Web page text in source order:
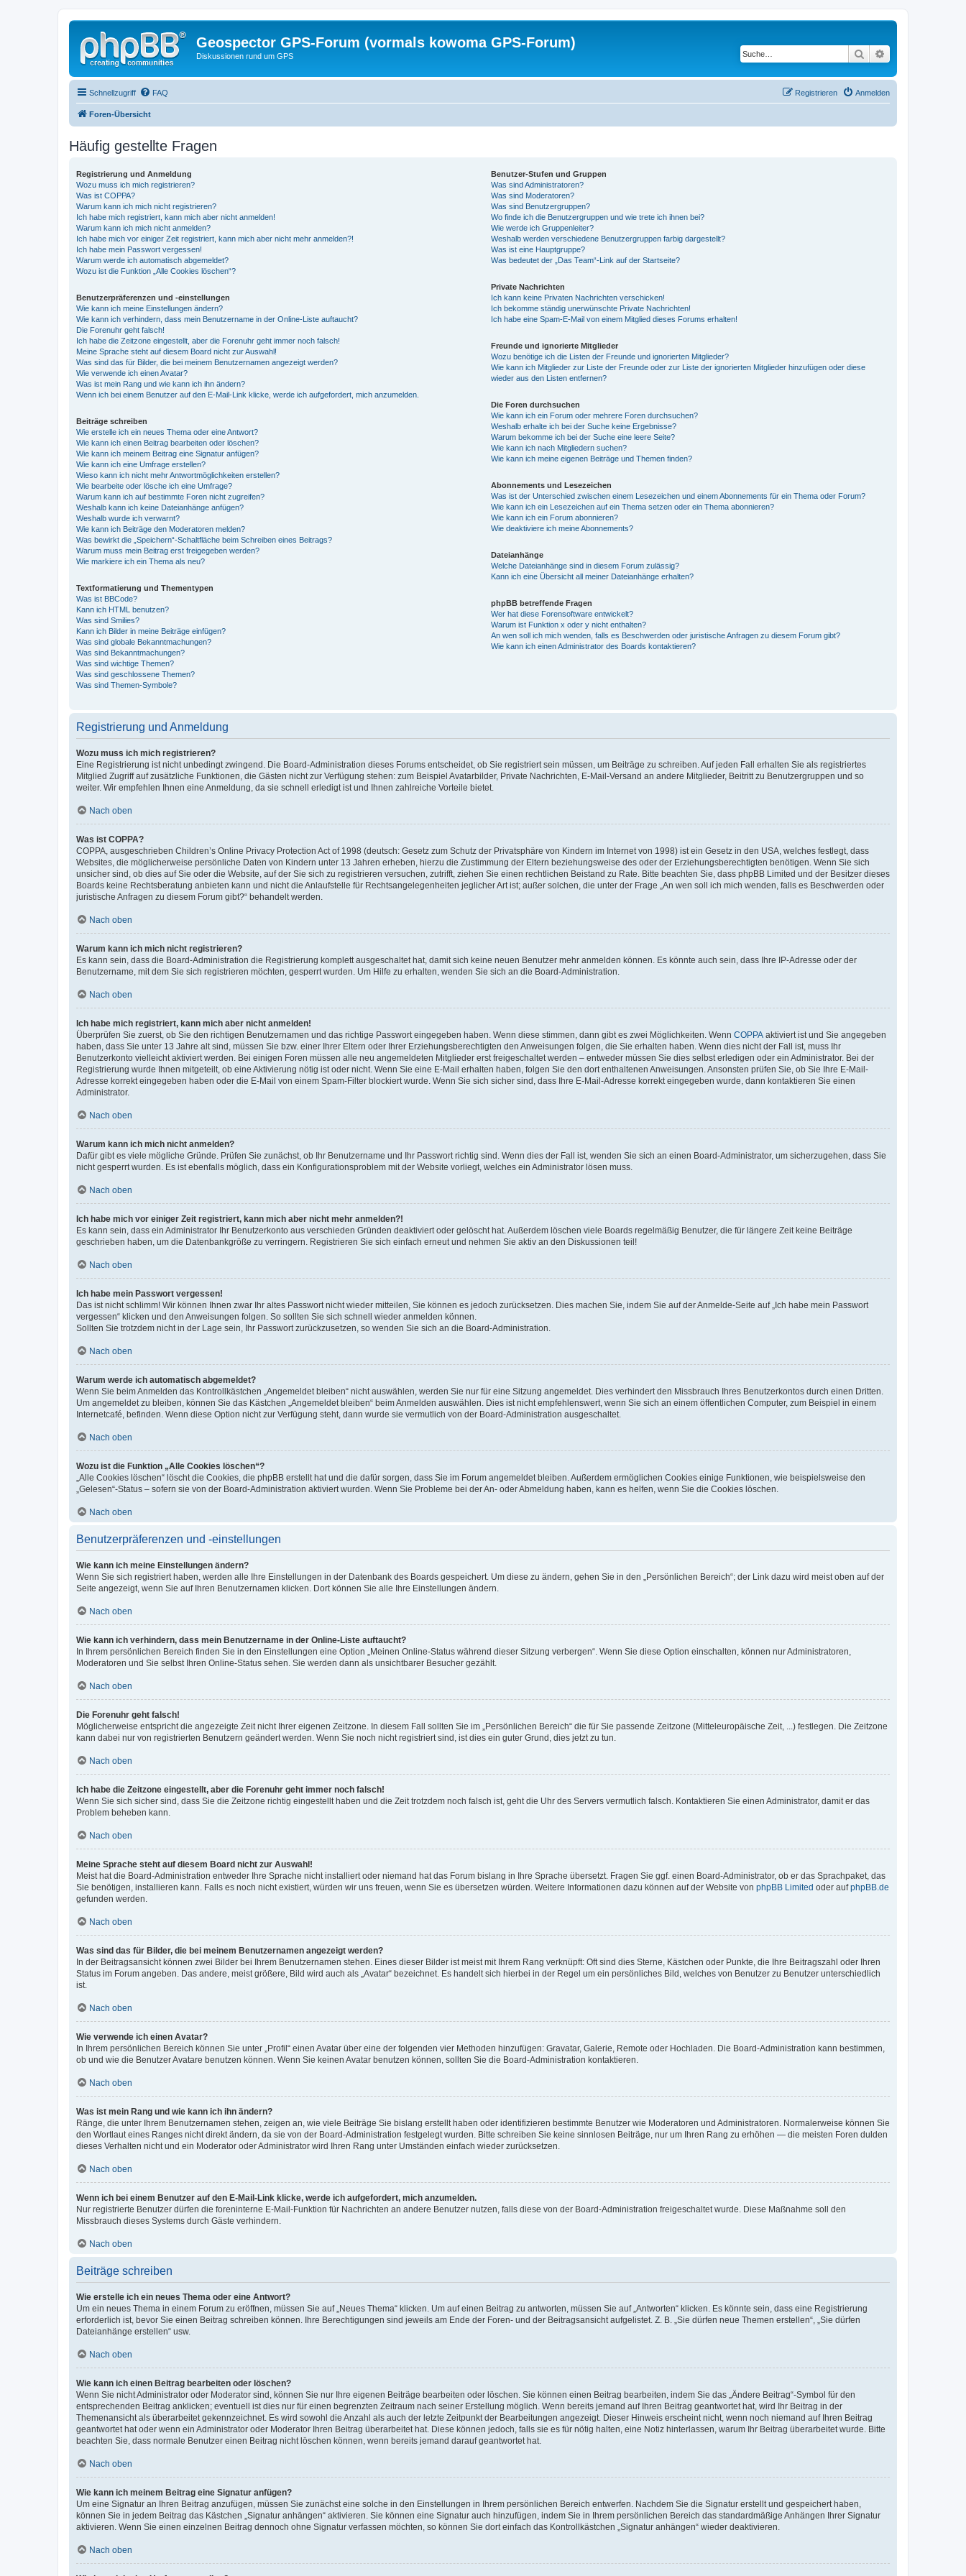
Geospector GPS-Forum (vormals kowoma GPS-Forum)
Diskussionen rund um GPS Suche
Schnellzugriff FAQ Anmelden
Registrieren
Foren-Übersicht
Häufig gestellte Fragen
Registrierung und Anmeldung
Wozu muss ich mich registrieren?
Was ist COPPA?
Warum kann ich mich nicht registrieren?
Ich habe mich registriert, kann mich aber nicht anmelden!
Warum kann ich mich nicht anmelden?
Ich habe mich vor einiger Zeit registriert, kann mich aber nicht mehr anmelden?!
Ich habe mein Passwort vergessen!
Warum werde ich automatisch abgemeldet?
Wozu ist die Funktion „Alle Cookies löschen“?
Benutzerpräferenzen und -einstellungen
Wie kann ich meine Einstellungen ändern?
Wie kann ich verhindern, dass mein Benutzername in der Online-Liste auftaucht?
Die Forenuhr geht falsch!
Ich habe die Zeitzone eingestellt, aber die Forenuhr geht immer noch falsch!
Meine Sprache steht auf diesem Board nicht zur Auswahl!
Was sind das für Bilder, die bei meinem Benutzernamen angezeigt werden?
Wie verwende ich einen Avatar?
Was ist mein Rang und wie kann ich ihn ändern?
Wenn ich bei einem Benutzer auf den E-Mail-Link klicke, werde ich aufgefordert, mich anzumelden.
Beiträge schreiben
Wie erstelle ich ein neues Thema oder eine Antwort?
Wie kann ich einen Beitrag bearbeiten oder löschen?
Wie kann ich meinem Beitrag eine Signatur anfügen?
Wie kann ich eine Umfrage erstellen?
Wieso kann ich nicht mehr Antwortmöglichkeiten erstellen?
Wie bearbeite oder lösche ich eine Umfrage?
Warum kann ich auf bestimmte Foren nicht zugreifen?
Weshalb kann ich keine Dateianhänge anfügen?
Weshalb wurde ich verwarnt?
Wie kann ich Beiträge den Moderatoren melden?
Was bewirkt die „Speichern“-Schaltfläche beim Schreiben eines Beitrags?
Warum muss mein Beitrag erst freigegeben werden?
Wie markiere ich ein Thema als neu?
Textformatierung und Thementypen
Was ist BBCode?
Kann ich HTML benutzen?
Was sind Smilies?
Kann ich Bilder in meine Beiträge einfügen?
Was sind globale Bekanntmachungen?
Was sind Bekanntmachungen?
Was sind wichtige Themen?
Was sind geschlossene Themen?
Was sind Themen-Symbole?
Benutzer-Stufen und Gruppen
Was sind Administratoren?
Was sind Moderatoren?
Was sind Benutzergruppen?
Wo finde ich die Benutzergruppen und wie trete ich ihnen bei?
Wie werde ich Gruppenleiter?
Weshalb werden verschiedene Benutzergruppen farbig dargestellt?
Was ist eine Hauptgruppe?
Was bedeutet der „Das Team“-Link auf der Startseite?
Private Nachrichten
Ich kann keine Privaten Nachrichten verschicken!
Ich bekomme ständig unerwünschte Private Nachrichten!
Ich habe eine Spam-E-Mail von einem Mitglied dieses Forums erhalten!
Freunde und ignorierte Mitglieder
Wozu benötige ich die Listen der Freunde und ignorierten Mitglieder?
Wie kann ich Mitglieder zur Liste der Freunde oder zur Liste der ignorierten Mitglieder hinzufügen oder diese
wieder aus den Listen entfernen?
Die Foren durchsuchen
Wie kann ich ein Forum oder mehrere Foren durchsuchen?
Weshalb erhalte ich bei der Suche keine Ergebnisse?
Warum bekomme ich bei der Suche eine leere Seite?
Wie kann ich nach Mitgliedern suchen?
Wie kann ich meine eigenen Beiträge und Themen finden?
Abonnements und Lesezeichen
Was ist der Unterschied zwischen einem Lesezeichen und einem Abonnements für ein Thema oder Forum?
Wie kann ich ein Lesezeichen auf ein Thema setzen oder ein Thema abonnieren?
Wie kann ich ein Forum abonnieren?
Wie deaktiviere ich meine Abonnements?
Dateianhänge
Welche Dateianhänge sind in diesem Forum zulässig?
Kann ich eine Übersicht all meiner Dateianhänge erhalten?
phpBB betreffende Fragen
Wer hat diese Forensoftware entwickelt?
Warum ist Funktion x oder y nicht enthalten?
An wen soll ich mich wenden, falls es Beschwerden oder juristische Anfragen zu diesem Forum gibt?
Wie kann ich einen Administrator des Boards kontaktieren?
Registrierung und Anmeldung
Wozu muss ich mich registrieren?
Eine Registrierung ist nicht unbedingt zwingend. Die Board-Administration dieses Forums entscheidet, ob Sie registriert sein müssen, um Beiträge zu schreiben. Auf jeden Fall erhalten Sie als registriertes
Mitglied Zugriff auf zusätzliche Funktionen, die Gästen nicht zur Verfügung stehen: zum Beispiel Avatarbilder, Private Nachrichten, E-Mail-Versand an andere Mitglieder, Beitritt zu Benutzergruppen und so
weiter. Wir empfehlen Ihnen eine Anmeldung, da sie schnell erledigt ist und Ihnen zahlreiche Vorteile bietet.
Nach oben
Was ist COPPA?
COPPA, ausgeschrieben Children’s Online Privacy Protection Act of 1998 (deutsch: Gesetz zum Schutz der Privatsphäre von Kindern im Internet von 1998) ist ein Gesetz in den USA, welches festlegt, dass
Websites, die möglicherweise persönliche Daten von Kindern unter 13 Jahren erheben, hierzu die Zustimmung der Eltern beziehungsweise des oder der Erziehungsberechtigten benötigen. Wenn Sie sich
unsicher sind, ob dies auf Sie oder die Website, auf der Sie sich zu registrieren versuchen, zutrifft, ziehen Sie einen rechtlichen Beistand zu Rate. Bitte beachten Sie, dass phpBB Limited und der Besitzer dieses
Boards keine Rechtsberatung anbieten kann und nicht die Anlaufstelle für Rechtsangelegenheiten jeglicher Art ist; außer solchen, die unter der Frage „An wen soll ich mich wenden, falls es Beschwerden oder
juristische Anfragen zu diesem Forum gibt?“ behandelt werden.
Nach oben
Warum kann ich mich nicht registrieren?
Es kann sein, dass die Board-Administration die Registrierung komplett ausgeschaltet hat, damit sich keine neuen Benutzer mehr anmelden können. Es könnte auch sein, dass Ihre IP-Adresse oder der
Benutzername, mit dem Sie sich registrieren möchten, gesperrt wurden. Um Hilfe zu erhalten, wenden Sie sich an die Board-Administration.
Nach oben
Ich habe mich registriert, kann mich aber nicht anmelden!
Überprüfen Sie zuerst, ob Sie den richtigen Benutzernamen und das richtige Passwort eingegeben haben. Wenn diese stimmen, dann gibt es zwei Möglichkeiten. Wenn COPPA aktiviert ist und Sie angegeben
haben, dass Sie unter 13 Jahre alt sind, müssen Sie bzw. einer Ihrer Eltern oder Ihrer Erziehungsberechtigten den Anweisungen folgen, die Sie erhalten haben. Wenn dies nicht der Fall ist, muss Ihr
Benutzerkonto vielleicht aktiviert werden. Bei einigen Foren müssen alle neu angemeldeten Mitglieder erst freigeschaltet werden – entweder müssen Sie dies selbst erledigen oder ein Administrator. Bei der
Registrierung wurde Ihnen mitgeteilt, ob eine Aktivierung nötig ist oder nicht. Wenn Sie eine E-Mail erhalten haben, folgen Sie den dort enthaltenen Anweisungen. Ansonsten prüfen Sie, ob Sie Ihre E-Mail-
Adresse korrekt eingegeben haben oder die E-Mail von einem Spam-Filter blockiert wurde. Wenn Sie sich sicher sind, dass Ihre E-Mail-Adresse korrekt eingegeben wurde, dann kontaktieren Sie einen
Administrator.
Nach oben
Warum kann ich mich nicht anmelden?
Dafür gibt es viele mögliche Gründe. Prüfen Sie zunächst, ob Ihr Benutzername und Ihr Passwort richtig sind. Wenn dies der Fall ist, wenden Sie sich an einen Board-Administrator, um sicherzugehen, dass Sie
nicht gesperrt wurden. Es ist ebenfalls möglich, dass ein Konfigurationsproblem mit der Website vorliegt, welches ein Administrator lösen muss.
Nach oben
Ich habe mich vor einiger Zeit registriert, kann mich aber nicht mehr anmelden?!
Es kann sein, dass ein Administrator Ihr Benutzerkonto aus verschieden Gründen deaktiviert oder gelöscht hat. Außerdem löschen viele Boards regelmäßig Benutzer, die für längere Zeit keine Beiträge
geschrieben haben, um die Datenbankgröße zu verringern. Registrieren Sie sich einfach erneut und nehmen Sie aktiv an den Diskussionen teil!
Nach oben
Ich habe mein Passwort vergessen!
Das ist nicht schlimm! Wir können Ihnen zwar Ihr altes Passwort nicht wieder mitteilen, Sie können es jedoch zurücksetzen. Dies machen Sie, indem Sie auf der Anmelde-Seite auf „Ich habe mein Passwort
vergessen“ klicken und den Anweisungen folgen. So sollten Sie sich schnell wieder anmelden können.
Sollten Sie trotzdem nicht in der Lage sein, Ihr Passwort zurückzusetzen, so wenden Sie sich an die Board-Administration.
Nach oben
Warum werde ich automatisch abgemeldet?
Wenn Sie beim Anmelden das Kontrollkästchen „Angemeldet bleiben“ nicht auswählen, werden Sie nur für eine Sitzung angemeldet. Dies verhindert den Missbrauch Ihres Benutzerkontos durch einen Dritten.
Um angemeldet zu bleiben, können Sie das Kästchen „Angemeldet bleiben“ beim Anmelden auswählen. Dies ist nicht empfehlenswert, wenn Sie sich an einem öffentlichen Computer, zum Beispiel in einem
Internetcafé, befinden. Wenn diese Option nicht zur Verfügung steht, dann wurde sie vermutlich von der Board-Administration ausgeschaltet.
Nach oben
Wozu ist die Funktion „Alle Cookies löschen“?
„Alle Cookies löschen“ löscht die Cookies, die phpBB erstellt hat und die dafür sorgen, dass Sie im Forum angemeldet bleiben. Außerdem ermöglichen Cookies einige Funktionen, wie beispielsweise den
„Gelesen“-Status – sofern sie von der Board-Administration aktiviert wurden. Wenn Sie Probleme bei der An- oder Abmeldung haben, kann es helfen, wenn Sie die Cookies löschen.
Nach oben
Benutzerpräferenzen und -einstellungen
Wie kann ich meine Einstellungen ändern?
Wenn Sie sich registriert haben, werden alle Ihre Einstellungen in der Datenbank des Boards gespeichert. Um diese zu ändern, gehen Sie in den „Persönlichen Bereich“; der Link dazu wird meist oben auf der
Seite angezeigt, wenn Sie auf Ihren Benutzernamen klicken. Dort können Sie alle Ihre Einstellungen ändern.
Nach oben
Wie kann ich verhindern, dass mein Benutzername in der Online-Liste auftaucht?
In Ihrem persönlichen Bereich finden Sie in den Einstellungen eine Option „Meinen Online-Status während dieser Sitzung verbergen“. Wenn Sie diese Option einschalten, können nur Administratoren,
Moderatoren und Sie selbst Ihren Online-Status sehen. Sie werden dann als unsichtbarer Besucher gezählt.
Nach oben
Die Forenuhr geht falsch!
Möglicherweise entspricht die angezeigte Zeit nicht Ihrer eigenen Zeitzone. In diesem Fall sollten Sie im „Persönlichen Bereich“ die für Sie passende Zeitzone (Mitteleuropäische Zeit, ...) festlegen. Die Zeitzone
kann dabei nur von registrierten Benutzern geändert werden. Wenn Sie noch nicht registriert sind, ist dies ein guter Grund, dies jetzt zu tun.
Nach oben
Ich habe die Zeitzone eingestellt, aber die Forenuhr geht immer noch falsch!
Wenn Sie sich sicher sind, dass Sie die Zeitzone richtig eingestellt haben und die Zeit trotzdem noch falsch ist, geht die Uhr des Servers vermutlich falsch. Kontaktieren Sie einen Administrator, damit er das
Problem beheben kann.
Nach oben
Meine Sprache steht auf diesem Board nicht zur Auswahl!
Meist hat die Board-Administration entweder Ihre Sprache nicht installiert oder niemand hat das Forum bislang in Ihre Sprache übersetzt. Fragen Sie ggf. einen Board-Administrator, ob er das Sprachpaket, das
Sie benötigen, installieren kann. Falls es noch nicht existiert, würden wir uns freuen, wenn Sie es übersetzen würden. Weitere Informationen dazu können auf der Website von phpBB Limited oder aufphpBB.de
gefunden werden.
Nach oben
Was sind das für Bilder, die bei meinem Benutzernamen angezeigt werden?
In der Beitragsansicht können zwei Bilder bei Ihrem Benutzernamen stehen. Eines dieser Bilder ist meist mit Ihrem Rang verknüpft: Oft sind dies Sterne, Kästchen oder Punkte, die Ihre Beitragszahl oder Ihren
Status im Forum angeben. Das andere, meist größere, Bild wird auch als „Avatar“ bezeichnet. Es handelt sich hierbei in der Regel um ein persönliches Bild, welches von Benutzer zu Benutzer unterschiedlich
ist.
Nach oben
Wie verwende ich einen Avatar?
In Ihrem persönlichen Bereich können Sie unter „Profil“ einen Avatar über eine der folgenden vier Methoden hinzufügen: Gravatar, Galerie, Remote oder Hochladen. Die Board-Administration kann bestimmen,
ob und wie die Benutzer Avatare benutzen können. Wenn Sie keinen Avatar benutzen können, sollten Sie die Board-Administration kontaktieren.
Nach oben
Was ist mein Rang und wie kann ich ihn ändern?
Ränge, die unter Ihrem Benutzernamen stehen, zeigen an, wie viele Beiträge Sie bislang erstellt haben oder identifizieren bestimmte Benutzer wie Moderatoren und Administratoren. Normalerweise können Sie
den Wortlaut eines Ranges nicht direkt ändern, da sie von der Board-Administration festgelegt wurden. Bitte schreiben Sie keine sinnlosen Beiträge, nur um Ihren Rang zu erhöhen — die meisten Foren dulden
dieses Verhalten nicht und ein Moderator oder Administrator wird Ihren Rang unter Umständen einfach wieder zurücksetzen.
Nach oben
Wenn ich bei einem Benutzer auf den E-Mail-Link klicke, werde ich aufgefordert, mich anzumelden.
Nur registrierte Benutzer dürfen die foreninterne E-Mail-Funktion für Nachrichten an andere Benutzer nutzen, falls diese von der Board-Administration freigeschaltet wurde. Diese Maßnahme soll den
Missbrauch dieses Systems durch Gäste verhindern.
Nach oben
Beiträge schreiben
Wie erstelle ich ein neues Thema oder eine Antwort?
Um ein neues Thema in einem Forum zu eröffnen, müssen Sie auf „Neues Thema“ klicken. Um auf einen Beitrag zu antworten, müssen Sie auf „Antworten“ klicken. Es könnte sein, dass eine Registrierung
erforderlich ist, bevor Sie einen Beitrag schreiben können. Ihre Berechtigungen sind jeweils am Ende der Foren- und der Beitragsansicht aufgelistet. Z. B. „Sie dürfen neue Themen erstellen“, „Sie dürfen
Dateianhänge erstellen“ usw.
Nach oben
Wie kann ich einen Beitrag bearbeiten oder löschen?
Wenn Sie nicht Administrator oder Moderator sind, können Sie nur Ihre eigenen Beiträge bearbeiten oder löschen. Sie können einen Beitrag bearbeiten, indem Sie das „Ändere Beitrag“-Symbol für den
entsprechenden Beitrag anklicken; eventuell ist dies nur für einen begrenzten Zeitraum nach seiner Erstellung möglich. Wenn bereits jemand auf Ihren Beitrag geantwortet hat, wird Ihr Beitrag in der
Themenansicht als überarbeitet gekennzeichnet. Es wird sowohl die Anzahl als auch der letzte Zeitpunkt der Bearbeitungen angezeigt. Dieser Hinweis erscheint nicht, wenn noch niemand auf Ihren Beitrag
geantwortet hat oder wenn ein Administrator oder Moderator Ihren Beitrag überarbeitet hat. Diese können jedoch, falls sie es für nötig halten, eine Notiz hinterlassen, warum Ihr Beitrag überarbeitet wurde. Bitte
beachten Sie, dass normale Benutzer einen Beitrag nicht löschen können, wenn bereits jemand darauf geantwortet hat.
Nach oben
Wie kann ich meinem Beitrag eine Signatur anfügen?
Um eine Signatur an Ihren Beitrag anzufügen, müssen Sie zunächst eine solche in den Einstellungen in Ihrem persönlichen Bereich entwerfen. Nachdem Sie die Signatur erstellt und gespeichert haben,
können Sie in jedem Beitrag das Kästchen „Signatur anhängen“ aktivieren. Sie können eine Signatur auch hinzufügen, indem Sie in Ihrem persönlichen Bereich das standardmäßige Anhängen Ihrer Signatur
aktivieren. Wenn Sie einen einzelnen Beitrag dennoch ohne Signatur verfassen möchten, so können Sie dort einfach das Kontrollkästchen „Signatur anhängen“ wieder deaktivieren.
Nach oben